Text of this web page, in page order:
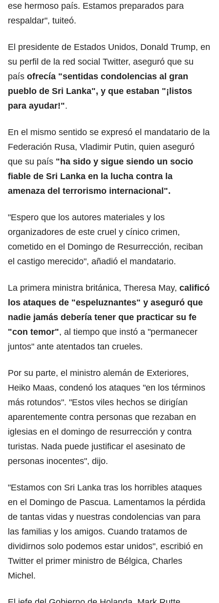
ese hermoso país. Estamos preparados para
respaldar", tuiteó.
El presidente de Estados Unidos, Donald Trump, en
su perfil de la red social Twitter, aseguró que su
país ofrecía "sentidas condolencias al gran
pueblo de Sri Lanka", y que estaban "¡listos
para ayudar!".
En el mismo sentido se expresó el mandatario de la
Federación Rusa, Vladimir Putin, quien aseguró
que su país "ha sido y sigue siendo un socio
fiable de Sri Lanka en la lucha contra la
amenaza del terrorismo internacional".
"Espero que los autores materiales y los
organizadores de este cruel y cínico crimen,
cometido en el Domingo de Resurrección, reciban
el castigo merecido", añadió el mandatario.
La primera ministra británica, Theresa May, calificó
los ataques de "espeluznantes" y aseguró que
nadie jamás debería tener que practicar su fe
"con temor", al tiempo que instó a "permanecer
juntos" ante atentados tan crueles.
Por su parte, el ministro alemán de Exteriores,
Heiko Maas, condenó los ataques "en los términos
más rotundos". "Estos viles hechos se dirigían
aparentemente contra personas que rezaban en
iglesias en el domingo de resurrección y contra
turistas. Nada puede justificar el asesinato de
personas inocentes", dijo.
"Estamos con Sri Lanka tras los horribles ataques
en el Domingo de Pascua. Lamentamos la pérdida
de tantas vidas y nuestras condolencias van para
las familias y los amigos. Cuando tratamos de
dividirnos solo podemos estar unidos", escribió en
Twitter el primer ministro de Bélgica, Charles
Michel.